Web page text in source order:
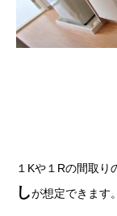
１Kや１Rの間取り
しが想定できます。